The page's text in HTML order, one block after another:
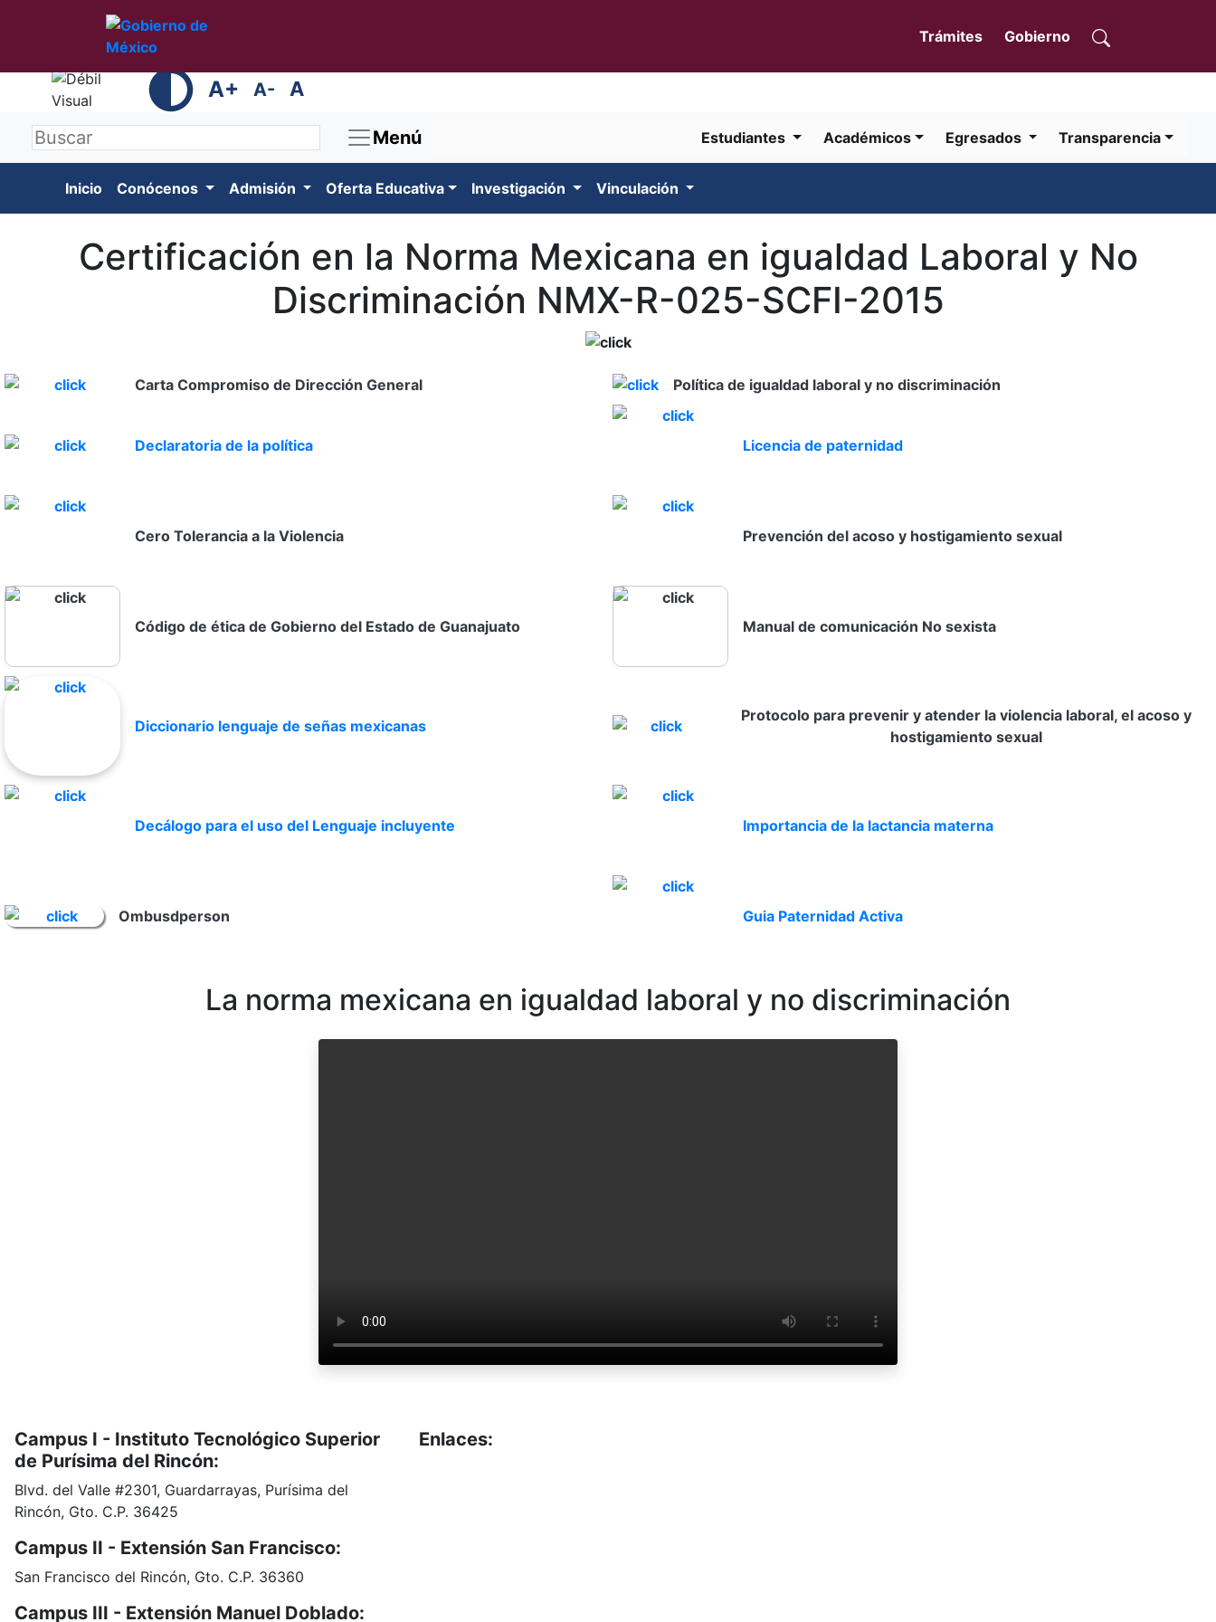
Trámites Gobierno
A+ A- A
Menú Estudiantes Académicos Egresados Transparencia
Inicio Conócenos Admisión Oferta Educativa Investigación Vinculación
Certificación en la Norma Mexicana en igualdad Laboral y No
Discriminación NMX-R-025-SCFI-2015
Carta Compromiso de Dirección General Política de igualdad laboral y no discriminación
Declaratoria de la política Licencia de paternidad
Cero Tolerancia a la Violencia Prevención del acoso y hostigamiento sexual
Código de ética de Gobierno del Estado de Guanajuato Manual de comunicación No sexista
Diccionario lenguaje de señas mexicanas
Protocolo para prevenir y atender la violencia laboral, el acoso y
hostigamiento sexual
Decálogo para el uso del Lenguaje incluyente Importancia de la lactancia materna
Ombusdperson Guia Paternidad Activa
La norma mexicana en igualdad laboral y no discriminación
Campus I - Instituto Tecnológico Superior
de Purísima del Rincón:
Blvd. del Valle #2301, Guardarrayas, Purísima del
Rincón, Gto. C.P. 36425
Campus II - Extensión San Francisco:
San Francisco del Rincón, Gto. C.P. 36360
Campus III - Extensión Manuel Doblado:
Enlaces: